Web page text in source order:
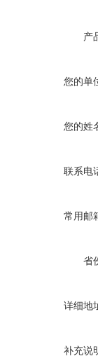
产
您的单
您的姓
联系电
常用邮
省
详细地
补充说